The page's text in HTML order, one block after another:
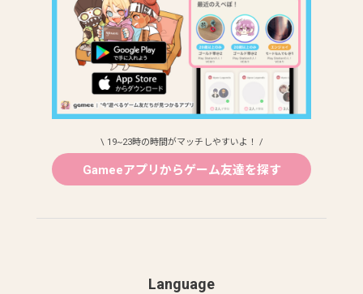
\ 19~23時の時間がマッチしやすいよ！ /
Gameeアプリからゲーム友達を探す
Language